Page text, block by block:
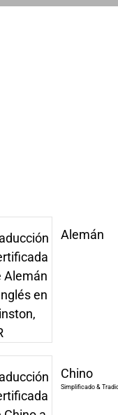
Alemán
Chino
Simplificado &